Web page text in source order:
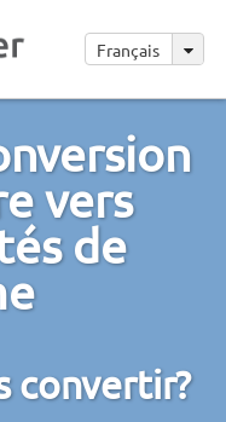
Français
vers
de
convertir?